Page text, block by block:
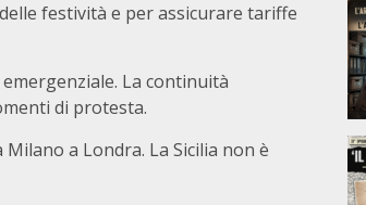
festività e per assicurare tariffe
La continuità
di protesta.
a Londra. La Sicilia non è